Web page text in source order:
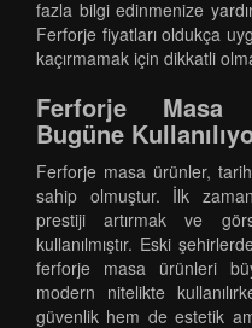
fazla bilgi edinmenize
Ferforje fiyatları oldukça
kaçırmamak için dikkatli
Ferforje Masa
Bugüne
Ferforje masa ürünler,
sahip olmuştur. İlk
prestiji artırmak ve
kullanılmıştır. Eski
ferforje masa ürünleri
modern nitelikte
güvenlik hem de estetik